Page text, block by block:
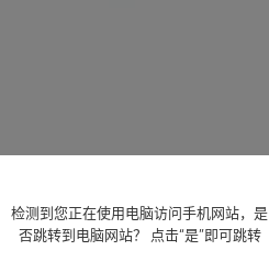
检测到您正在使用电脑访问手机网站，是
否跳转到电脑网站？ 点击“是”即可跳转